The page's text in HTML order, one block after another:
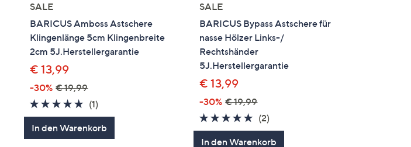
SALE
BARICUS Amboss Astschere
Klingenlänge 5cm Klingenbreite
2cm 5J.Herstellergarantie
€ 13,99
-30% € 19,99
5.0
von
5
(1)
Bewertungen
In den Warenkorb
SALE
BARICUS Bypass Astschere für
nasse Hölzer Links-/
Rechtshänder
5J.Herstellergarantie
€ 13,99
-30% € 19,99
5.0
von
(2)
Bewertungen
In den Warenkorb